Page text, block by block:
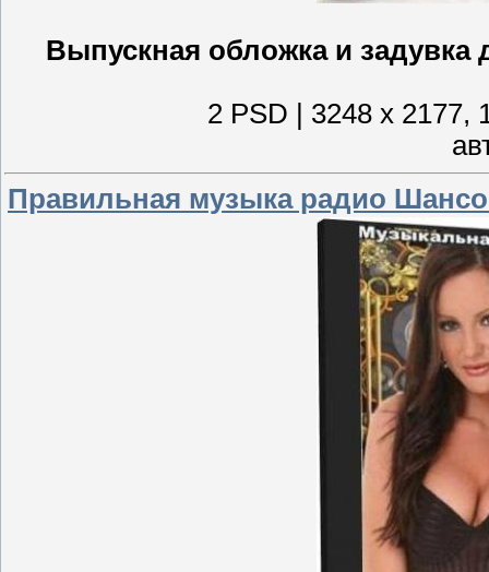
Выпускная обложка и задувка
2 PSD | 3248 x 2177,
Правильная музыка радио